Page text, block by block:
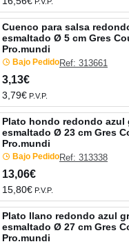
Cuenco para salsa
esmaltado Ø 5 cm Gres
Pro.mundi
Bajo PedidoRef: 313661
3,13€
3,79€ P.V.P.
Plato hondo redondo azul
esmaltado Ø 23 cm Gres
Pro.mundi
Bajo PedidoRef: 313338
13,06€
15,80€ P.V.P.
Plato llano redondo azul
esmaltado Ø 27 cm Gres
Pro.mundi